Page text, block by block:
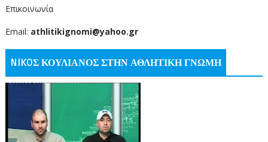
Επικοινωνία
Email: athlitikignomi@yahoo.gr
NIKOΣ ΚΟΥΛΙΑΝΟΣ ΣΤΗΝ ΑΘΛΗΤΙΚΗ ΓΝΩΜΗ